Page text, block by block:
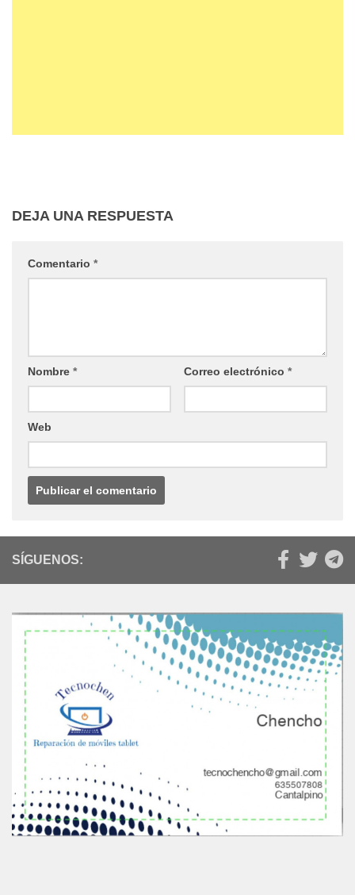
DEJA UNA RESPUESTA
Comentario *
Nombre * Correo electrónico *
Web
SÍGUENOS: